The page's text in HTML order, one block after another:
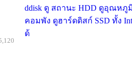
ddisk ดู สถานะ HDD ดูอุณหภู
คอมพัง ดูฮาร์ดดิสก์ SSD ทั้ง
ด้